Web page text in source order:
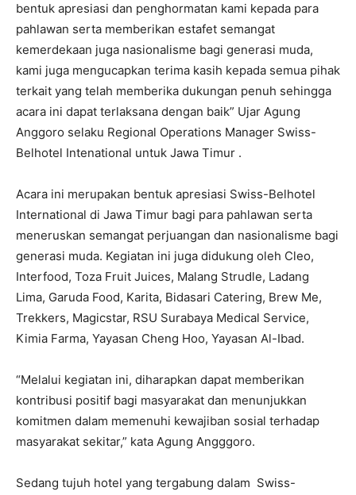
bentuk apresiasi dan penghormatan kami kepada para
pahlawan serta memberikan estafet semangat
kemerdekaan juga nasionalisme bagi generasi muda,
kami juga mengucapkan terima kasih kepada semua pihak
terkait yang telah memberika dukungan penuh sehingga
acara ini dapat terlaksana dengan baik” Ujar Agung
Anggoro selaku Regional Operations Manager Swiss-
Belhotel Intenational untuk Jawa Timur .
Acara ini merupakan bentuk apresiasi Swiss-Belhotel
International di Jawa Timur bagi para pahlawan serta
meneruskan semangat perjuangan dan nasionalisme bagi
generasi muda. Kegiatan ini juga didukung oleh Cleo,
Interfood, Toza Fruit Juices, Malang Strudle, Ladang
Lima, Garuda Food, Karita, Bidasari Catering, Brew Me,
Trekkers, Magicstar, RSU Surabaya Medical Service,
Kimia Farma, Yayasan Cheng Hoo, Yayasan Al-Ibad.
“Melalui kegiatan ini, diharapkan dapat memberikan
kontribusi positif bagi masyarakat dan menunjukkan
komitmen dalam memenuhi kewajiban sosial terhadap
masyarakat sekitar,” kata Agung Angggoro.
Sedang tujuh hotel yang tergabung dalam Swiss-